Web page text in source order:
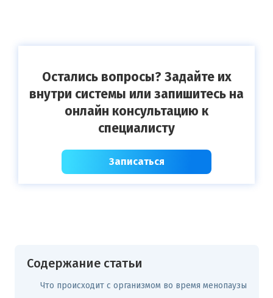
Остались вопросы? Задайте их
внутри системы или запишитесь на
онлайн консультацию к
специалисту
Записаться
Содержание статьи
Что происходит с организмом во время менопаузы